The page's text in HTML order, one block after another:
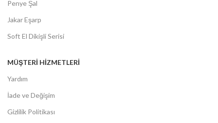
Penye Şal
Jakar Eşarp
Soft El Dikişli Serisi
MÜŞTERİ HİZMETLERİ
Yardım
İade ve Değişim
Gizlilik Politikası